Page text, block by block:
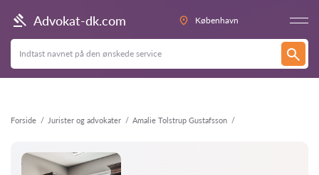
Advokat-dk.com København
Forside Jurister og advokater Amalie Tolstrup Gustafsson
Tilbage